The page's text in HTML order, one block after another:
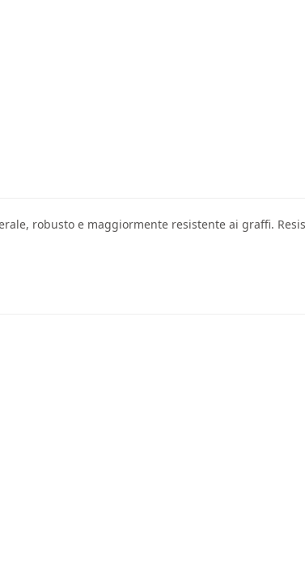
robusto e maggiormente resistente ai graffi.